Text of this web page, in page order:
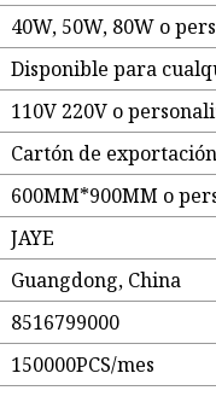
40W, 50W, 80W o
Disponible para
110V 220V o
Cartón de
600MM*900MM o
JAYE
Guangdong, China
8516799000
150000PCS/mes